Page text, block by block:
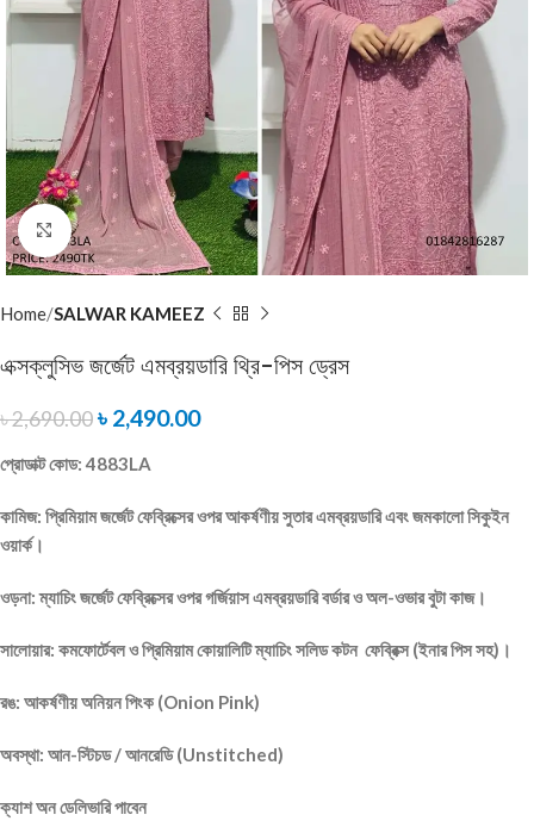
Click to enlarge
Home SALWAR KAMEEZ
এক্সক্লুসিভ জর্জেট এমব্রয়ডারি থ্রি-পিস ড্রেস
৳2,690.00৳ 2,490.00
প্রোডাক্ট কোড: 4883LA
কামিজ: প্রিমিয়াম জর্জেট ফেব্রিক্সের ওপর আকর্ষণীয় সুতার এমব্রয়ডারি এবং জমকালো সিকুইন
ওয়ার্ক।
ওড়না: ম্যাচিং জর্জেট ফেব্রিক্সের ওপর গর্জিয়াস এমব্রয়ডারি বর্ডার ও অল-ওভার বুটা কাজ।
সালোয়ার: কমফোর্টেবল ও প্রিমিয়াম কোয়ালিটি ম্যাচিং সলিড কটন ফেব্রিক্স (ইনার পিস সহ)।
রঙ: আকর্ষণীয় অনিয়ন পিংক (Onion Pink)
অবস্থা: আন-স্টিচড / আনরেডি (Unstitched)
ক্যাশ অন ডেলিভারি পাবেন